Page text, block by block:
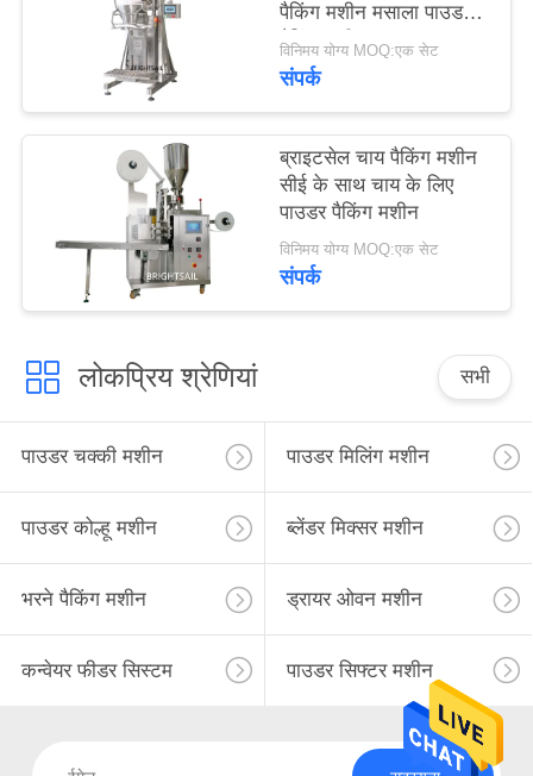
पैकिंग मशीन मसाला पाउडर
पैकिंग मशीन
विनिमय योग्य MOQ:एक सेट
संपर्क
ब्राइटसेल चाय पैकिंग मशीन
सीई के साथ चाय के लिए
पाउडर पैकिंग मशीन
विनिमय योग्य MOQ:एक सेट
संपर्क
लोकप्रिय श्रेणियां सभी
पाउडर चक्की मशीन पाउडर मिलिंग मशीन
पाउडर कोल्हू मशीन ब्लेंडर मिक्सर मशीन
भरने पैकिंग मशीन ड्रायर ओवन मशीन
कन्वेयर फीडर सिस्टम पाउडर सिफ्टर मशीन